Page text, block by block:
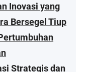
Inovasi yang
Bersegel Tiup
Strategis dan